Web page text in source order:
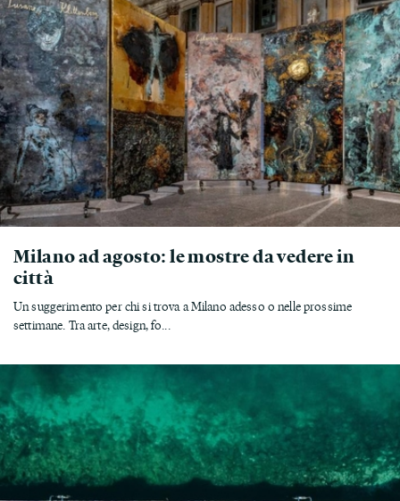
Milano ad agosto: le mostre da vedere in
città
Un suggerimento per chi si trova a Milano adesso o nelle prossime
settimane. Tra arte, design, fo...